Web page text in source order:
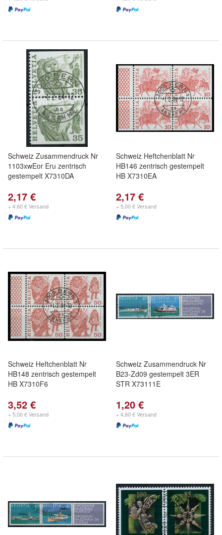
Schweiz Zusammendruck Nr
1103xwEor Eru zentrisch
gestempelt X7310DA
2,17 €
+ 4,60 € Versand
Schweiz Heftchenblatt Nr
HB146 zentrisch gestempelt
HB X7310EA
2,17 €
+ 5,00 € Versand
Schweiz Heftchenblatt Nr
HB148 zentrisch gestempelt
HB X7310F6
3,52 €
+ 5,00 € Versand
Schweiz Zusammendruck Nr
B23-Zd09 gestempelt 3ER
STR X73111E
1,20 €
+ 4,60 € Versand